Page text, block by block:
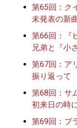
第65回：ク
未発表の新
第66回：『
兄弟と『小
第67回：ア
振り返って
第68回：サ
初来日の時
第69回：ブ